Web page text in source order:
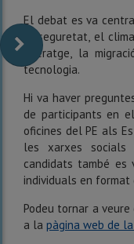
El debat es va
la seguretat, el
lideratge, la
tecnologia.
Hi va haver
de participants en
oficines del PE als
les xarxes socials
candidats també es
individuals en format
Podeu tornar a
a la pàgina web de la